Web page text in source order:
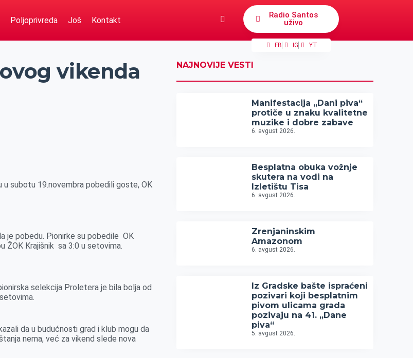
Poljoprivreda Još Kontakt
Radio Santos
uživo
FB IG YT
vikenda
u subotu 19.novembra pobedili goste, OK
je pobedu. Pionirke su pobedile OK
ŽOK Krajišnik sa 3:0 u setovima.
selekcija Proletera je bila bolja od
da u budućnosti grad i klub mogu da
nema, već za vikend slede nova
NAJNOVIJE VESTI
Manifestacija „Dani piva“
protiče u znaku kvalitetne
muzike i dobre zabave
6. avgust 2026.
Besplatna obuka vožnje
skutera na vodi na
Izletištu Tisa
6. avgust 2026.
Zrenjaninskim
Amazonom
6. avgust 2026.
Iz Gradske bašte ispraćeni
pozivari koji besplatnim
pivom ulicama grada
pozivaju na 41. „Dane
piva“
5. avgust 2026.